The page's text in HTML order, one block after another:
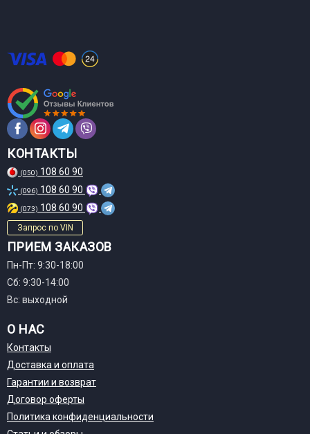
КОНТАКТЫ
(050) 108 60 90
(096) 108 60 90
(073) 108 60 90
Запрос по VIN
ПРИЕМ ЗАКАЗОВ
Пн-Пт: 9:30-18:00
Сб: 9:30-14:00
Вс: выходной
О НАС
Контакты
Доставка и оплата
Гарантии и возврат
Договор оферты
Политика конфиденциальности